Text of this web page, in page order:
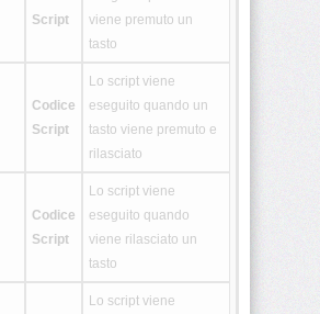
Script
viene premuto un
tasto
Codice
Script
Lo script viene
eseguito quando un
tasto viene premuto e
rilasciato
Codice
Script
Lo script viene
eseguito quando
viene rilasciato un
tasto
Lo script viene